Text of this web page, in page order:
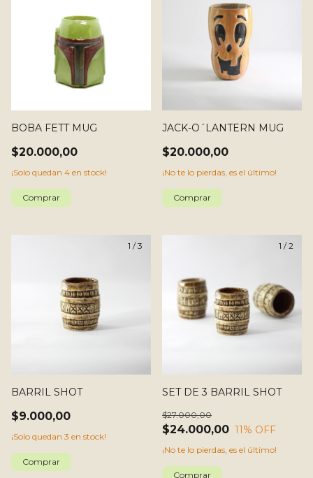
BOBA FETT MUG
$20.000,00
¡Solo quedan 4 en stock!
JACK-O´LANTERN MUG
$20.000,00
¡No te lo pierdas, es el último!
1 /3
BARRIL SHOT
$9.000,00
¡Solo quedan 3 en stock!
1 /2
SET DE 3 BARRIL SHOT
$24.000,00
$27.000,00
11% OFF
¡No te lo pierdas, es el último!